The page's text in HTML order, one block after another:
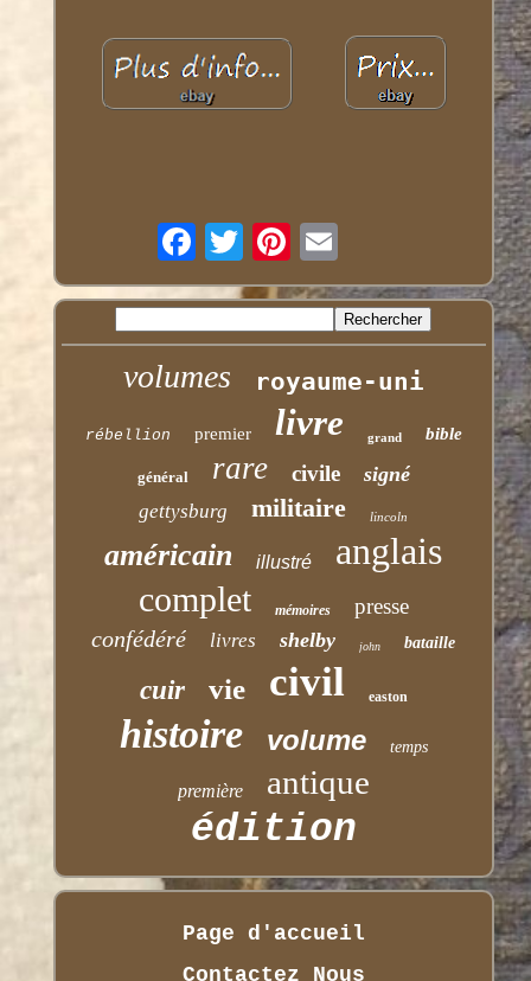
volumes royaume-uni
rébellion premier livre grand bible
général rare civile signé
gettysburg militaire lincoln
américain illustré anglais
complet mémoires presse
confédéré livres shelby john bataille
cuir vie civil easton
histoire volume temps
première antique
édition
Page d'accueil
Contactez Nous